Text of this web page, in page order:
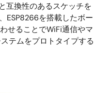
互換性のあるスケッチを
ESP8266を搭載したボー
せることでWiFi通信やマ
テムをプロトタイプする